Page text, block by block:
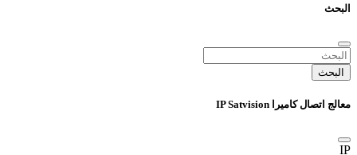
البحث
البحث
معالج اتصال كاميرا IP Satvision
IP